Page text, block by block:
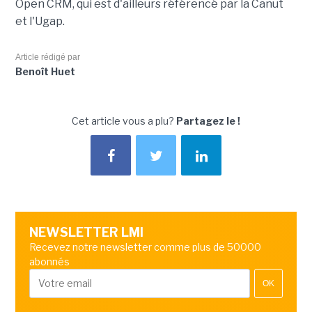
Open CRM, qui est d'ailleurs référencé par la Canut
et l'Ugap.
Article rédigé par
Benoît Huet
Cet article vous a plu? Partagez le !
NEWSLETTER LMI
Recevez notre newsletter comme plus de 50000
abonnés
OK